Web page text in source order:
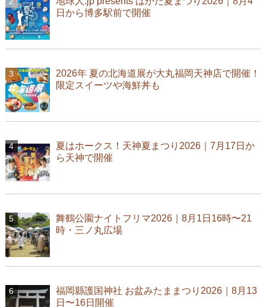
日から博多駅前で開催
2026年 夏の北海道展が大丸福岡天神店で開催！
限定スイーツや海鮮丼も
夏はホークス！天神夏まつり2026｜7月17日か
ら天神で開催
舞鶴公園ナイトフリマ2026｜8月1日16時〜21
時・三ノ丸広場
福岡縣護国神社 お盆みたままつり2026｜8月13
日〜16日開催